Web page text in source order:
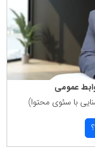
عمومی
با سئوی محتوا)